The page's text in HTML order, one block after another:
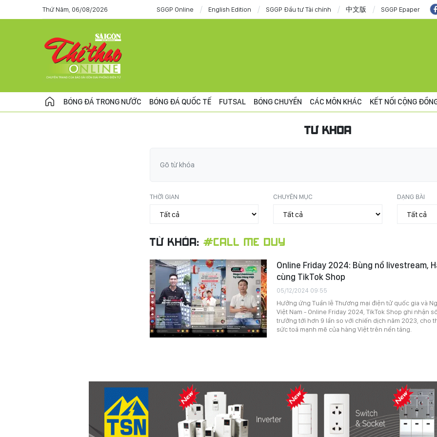
Thứ Năm, 06/08/2026 SGGP Online English Edition SGGP Đầu tư Tài chính 中文版 SGGP Epaper
BÓNG ĐÁ TRONG NƯỚC BÓNG ĐÁ QUỐC TẾ FUTSAL BÓNG CHUYỀN CÁC MÔN KHÁC KẾT NỐI CỘNG
TỪ KHÓA
THỜI GIAN CHUYÊN MỤC DẠNG BÀI
TỪ KHÓA: #CALL ME DUY
Online Friday 2024: Bùng nổ livestream,
cùng TikTok Shop
05/12/2024 09:55
Hưởng ứng Tuần lễ Thương mại điện tử quốc gia và
Việt Nam - Online Friday 2024, TikTok Shop ghi nhận
trưởng tới hơn 9 lần so với chiến dịch năm 2023, cho
sức toả mạnh mẽ của hàng Việt trên nền tảng.